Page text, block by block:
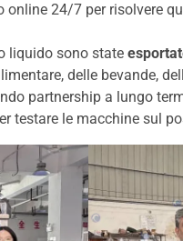
24/7 per risolvere
liquido sono state
delle bevande,
partnership a lungo
testare le macchine sul